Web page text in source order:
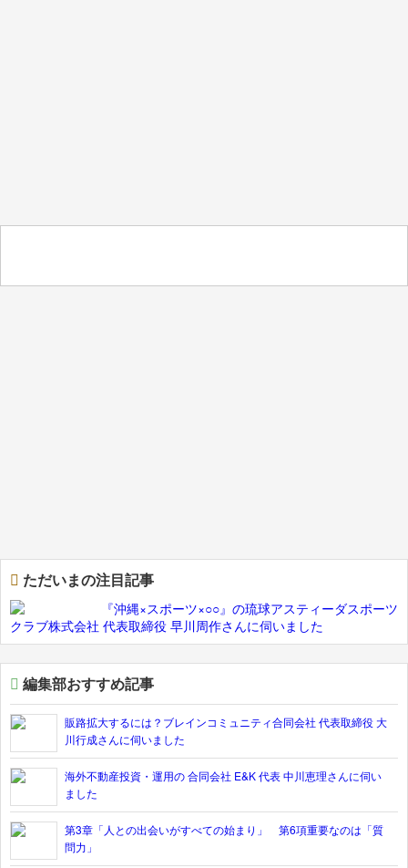
ただいまの注目記事
『沖縄×スポーツ×○○』の琉球アスティーダスポーツ
クラブ株式会社 代表取締役 早川周作さんに伺いました
編集部おすすめ記事
販路拡大するには？ブレインコミュニティ合同会社 代表取締役 大
川行成さんに伺いました
海外不動産投資・運用の 合同会社 E&K 代表 中川恵理さんに伺い
ました
第3章「人との出会いがすべての始まり」 第6項重要なのは「質
問力」